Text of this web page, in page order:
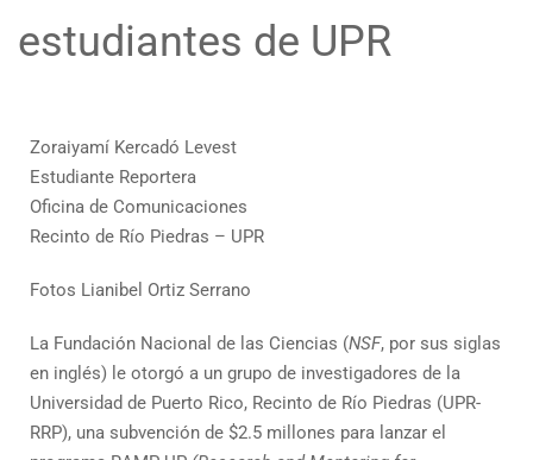
estudiantes de UPR
Zoraiyamí Kercadó Levest
Estudiante Reportera
Oficina de Comunicaciones
Recinto de Río Piedras – UPR
Fotos Lianibel Ortiz Serrano
La Fundación Nacional de las Ciencias (NSF, por sus siglas
en inglés) le otorgó a un grupo de investigadores de la
Universidad de Puerto Rico, Recinto de Río Piedras (UPR-
RRP), una subvención de $2.5 millones para lanzar el